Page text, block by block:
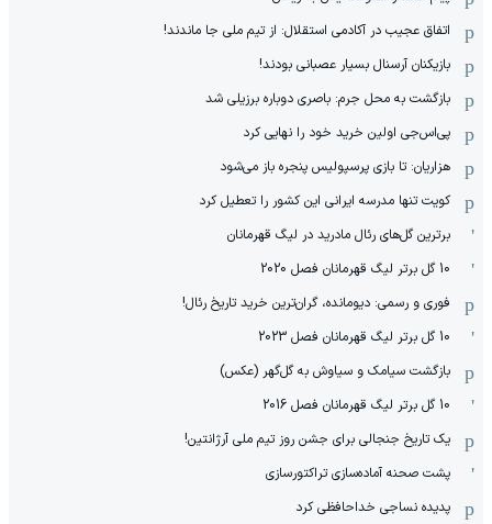
اتفاق عجیب در آکادمی استقلال: از تیم ملی جا ماندند!
بازیکنان آرسنال بسیار عصبانی بودند!
بازگشت به محل جرم: باصری دوباره برزیلی شد
پی‌اس‌جی اولین خرید خود را نهایی کرد
هزاریان: تا بازی پرسپولیس پنجره باز می‌شود
کویت تنها مدرسه ایرانی این کشور را تعطیل کرد
برترین گل‌های رئال مادرید در لیگ قهرمانان
10 گل برتر لیگ قهرمانان فصل 2020
فوری و رسمی: دیومانده، گران‌ترین خرید تاریخ رئال!
10 گل برتر لیگ قهرمانان فصل 2023
بازگشت سیامک و سیاوش به گل‌گهر (عکس)
10 گل برتر لیگ قهرمانان فصل 2016
یک تاریخ جنجالی برای جشن روز تیم ملی آرژانتین!
پشت صحنه آماده‌سازی تراکتورسازی
پدیده نساجی خداحافظی کرد